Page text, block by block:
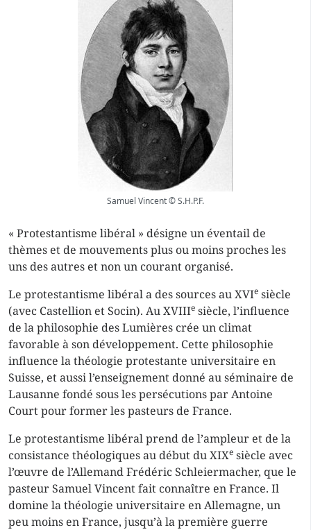
Samuel Vincent © S.H.P.F.
« Protestantisme libéral » désigne un éventail de
thèmes et de mouvements plus ou moins proches les
uns des autres et non un courant organisé.
Le protestantisme libéral a des sources au XVIe siècle
(avec Castellion et Socin). Au XVIIIe siècle, l’influence
de la philosophie des Lumières crée un climat
favorable à son développement. Cette philosophie
influence la théologie protestante universitaire en
Suisse, et aussi l’enseignement donné au séminaire de
Lausanne fondé sous les persécutions par Antoine
Court pour former les pasteurs de France.
Le protestantisme libéral prend de l’ampleur et de la
consistance théologiques au début du XIXe siècle avec
l’œuvre de l’Allemand Frédéric Schleiermacher, que le
pasteur Samuel Vincent fait connaître en France. Il
domine la théologie universitaire en Allemagne, un
peu moins en France, jusqu’à la première guerre